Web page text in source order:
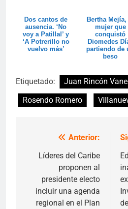
Dos cantos de
ausencia. ‘No
voy a Patillal’ y
‘A Potrerillo no
vuelvo más’
Bertha Mejía,
mujer que
conquistó
Diomedes
partiendo de
beso
Etiquetado:
Juan Rincón
Rosendo Romero
Navegación
entradas
Anterior:
Líderes del Caribe
proponen al
presidente electo
incluir una agenda
regional en el Plan